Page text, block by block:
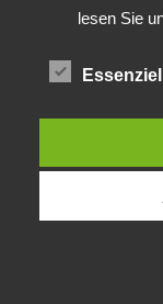
Juni 2017
April 2017
Januar 2017
Diese Website
Website stimmst du
lesen Sie
Essenziell